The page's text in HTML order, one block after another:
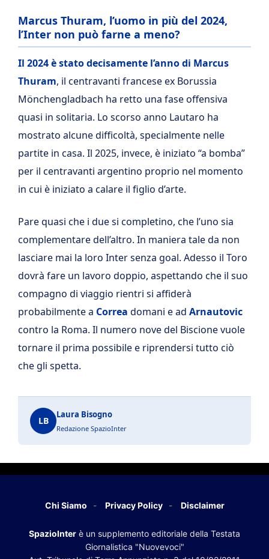
Marcus Thuram, l’uomo in più del 2024,
l’Inter non può farne a meno?
Il 2024 è stato decisamente l’anno di Marcus
Thuram, il centravanti francese ex Borussia
Mönchengladbach ha retto una fase offensiva
quasi in solitaria. Lo scorso anno Lautaro ha
mostrato alcune difficoltà, specialmente nelle
partite in casa. Il 2025, invece, è iniziato “a bomba”
per il centravanti argentino proprio nel momento
in cui è iniziato a calare il figlio d’arte.
Pare quasi che i due si completino, che l’uno sia
complementare dell’altro. In maniera tale da non
lasciare mai la loro Inter senza goal. Adesso il Toro
dovrà fare un lavoro doppio, aspettando che il suo
compagno di viaggio rientri si affiderà
probabilmente a Correa domani e ad Arnautovic
contro la Roma. Il numero nove del Biscione vuole
tornare il prima possibile e riprendersi tutto ciò
che gli spetta.
LB
Laura Bisogno
Redazione SpazioInter
Chi Siamo Privacy Policy Disclaimer
SpazioInter è un supplemento editoriale della Testata
Giornalistica "Nuovevoci"